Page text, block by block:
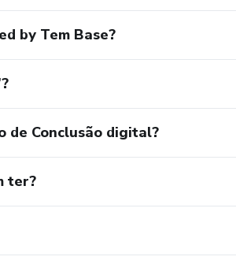
by Tem Base?
de Conclusão digital?
ter?